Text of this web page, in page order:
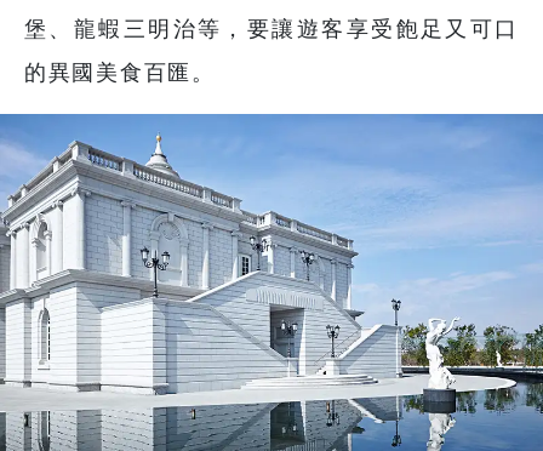
堡、龍蝦三明治等，要讓遊客享受飽足又可口
的異國美食百匯。